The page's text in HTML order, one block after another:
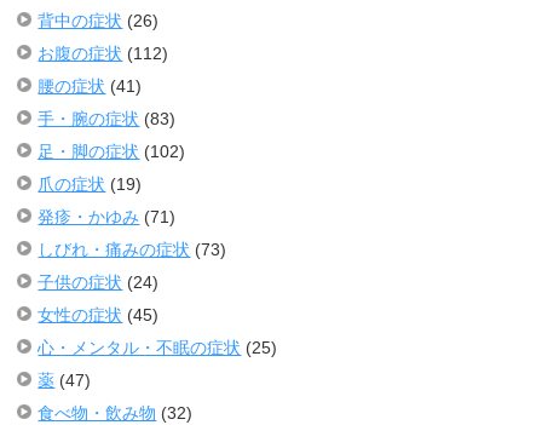
背中の症状 (26)
お腹の症状 (112)
腰の症状 (41)
手・腕の症状 (83)
足・脚の症状 (102)
爪の症状 (19)
発疹・かゆみ (71)
しびれ・痛みの症状 (73)
子供の症状 (24)
女性の症状 (45)
心・メンタル・不眠の症状 (25)
薬 (47)
食べ物・飲み物 (32)